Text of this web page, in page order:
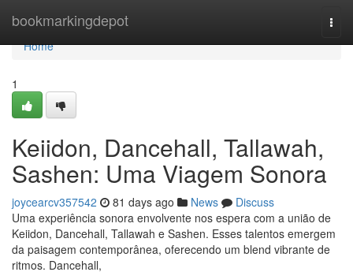
bookmarkingdepot
Home
Home
1
Keiidon, Dancehall, Tallawah,
Sashen: Uma Viagem Sonora
joycearcv357542 81 days ago News
Discuss
Uma experiência sonora envolvente nos espera com a união de
Keiidon, Dancehall, Tallawah e Sashen. Esses talentos emergem
da paisagem contemporânea, oferecendo um blend vibrante de
ritmos. Dancehall,